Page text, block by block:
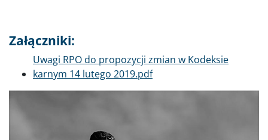
Załączniki:
Dokument
Uwagi RPO do propozycji zmian w Kodeksie
karnym 14 lutego 2019.pdf